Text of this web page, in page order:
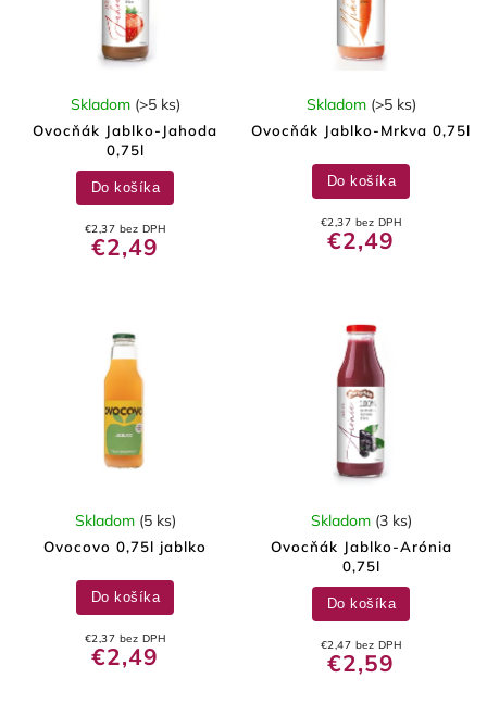
Ovocňák Jablko-Jahoda
0,75l
Skladom (>5 ks)
€2,37 bez DPH
€2,49
Do košíka
Ovocňák Jablko-Mrkva 0,75l
Skladom (>5 ks)
€2,37 bez DPH
€2,49
Do košíka
Ovocovo 0,75l jablko
Skladom (5 ks)
€2,37 bez DPH
€2,49
Do košíka
Ovocňák Jablko-Arónia
0,75l
Skladom (3 ks)
€2,47 bez DPH
€2,59
Do košíka